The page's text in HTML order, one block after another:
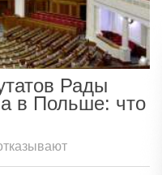
Рады
в Польше: что